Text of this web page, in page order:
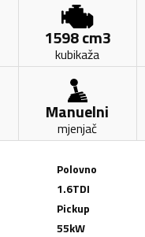
1598cm3
kubikaža
Manuelni
mjenjač
Polovno
1.6TDI
Pickup
55kW